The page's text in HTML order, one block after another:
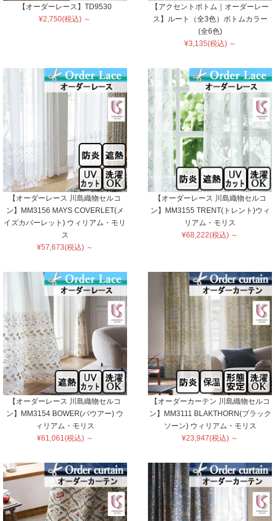
【オーダーレース】TD9530
¥2,750(税込) ～
【アクセントボトム｜オーダーレー
ス】ルート（全3色）ボトムカラー
(全6色)
¥3,135(税込) ～
【オーダーレース 川島織物セルコ
ン】MM3156 MAYS COVERLET(メ
イズカバーレット) ウィリアム・モリ
ス
¥57,673(税込) ～
【オーダーレース 川島織物セルコ
ン】MM3155 TRENT(トレント)ウィ
リアム・モリス
¥68,222(税込) ～
【オーダーレース 川島織物セルコ
ン】MM3154 BOWER(バウアー) ウ
ィリアム・モリス
¥61,061(税込) ～
【オーダーカーテン 川島織物セルコ
ン】MM3111 BLAKTHORN(ブラック
ソーン) ウィリアム・モリス
¥23,947(税込) ～